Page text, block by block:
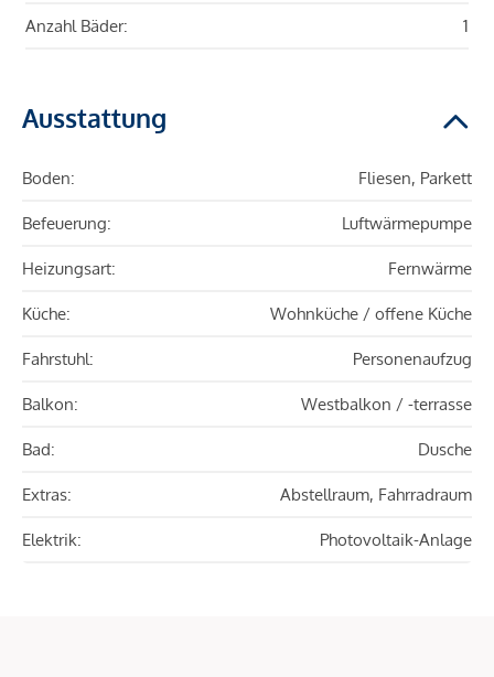
Anzahl Bäder: 1
Ausstattung
Boden: Fliesen, Parkett
Befeuerung: Luftwärmepumpe
Heizungsart: Fernwärme
Küche: Wohnküche / offene Küche
Fahrstuhl: Personenaufzug
Balkon: Westbalkon / -terrasse
Bad: Dusche
Extras: Abstellraum, Fahrradraum
Elektrik: Photovoltaik-Anlage